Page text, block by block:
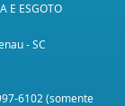
E ESGOTO
- SC
6102 (somente